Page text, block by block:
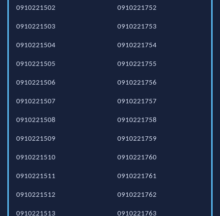
0910221502
0910221503
0910221504
0910221505
0910221506
0910221507
0910221508
0910221509
0910221510
0910221511
0910221512
0910221513
0910221752
0910221753
0910221754
0910221755
0910221756
0910221757
0910221758
0910221759
0910221760
0910221761
0910221762
0910221763